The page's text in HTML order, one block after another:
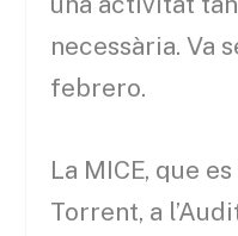
necessària. Va
febrero.
La MICE, que
Torrent, a